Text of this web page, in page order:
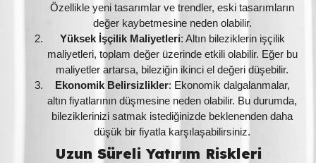
Özellikle yeni tasarımlar ve trendler, eski tasarımların
değer kaybetmesine neden olabilir.
Yüksek İşçilik Maliyetleri: Altın bileziklerin işçilik
maliyetleri, toplam değer üzerinde etkili olabilir. Eğer bu
maliyetler artarsa, bileziğin ikinci el değeri düşebilir.
Ekonomik Belirsizlikler: Ekonomik dalgalanmalar,
altın fiyatlarının düşmesine neden olabilir. Bu durumda,
bileziklerinizi satmak istediğinizde beklenenden daha
düşük bir fiyatla karşılaşabilirsiniz.
Uzun Süreli Yatırım Riskleri